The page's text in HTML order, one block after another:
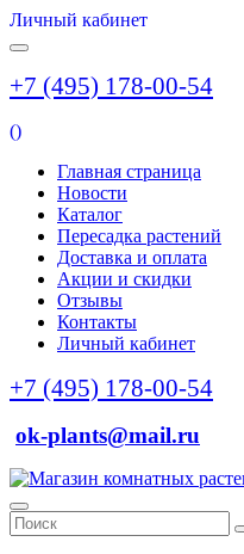
Личный кабинет
+7 (495) 178-00-54
()
Главная страница
Новости
Каталог
Пересадка растений
Доставка и оплата
Акции и скидки
Отзывы
Контакты
Личный кабинет
+7 (495) 178-00-54
ok-plants@mail.ru